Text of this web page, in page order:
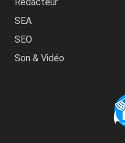
SEA
SEO
Son & Vidéo